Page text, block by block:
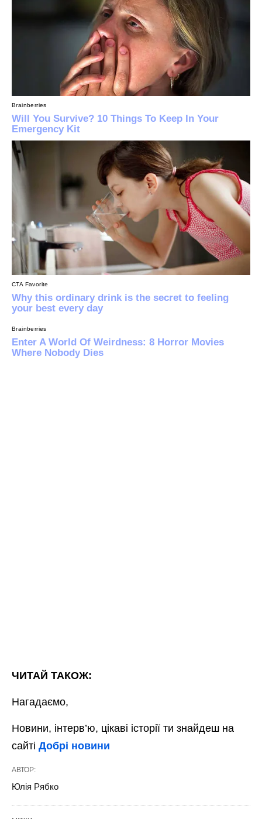
ЧИТАЙ ТАКОЖ:
Нагадаємо,
Новини, інтерв’ю, цікаві історії ти знайдеш на
сайті Добрі новини
АВТОР:
Юлія Рябко